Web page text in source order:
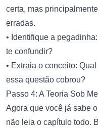
certa, mas
erradas.
• Identifique a
te confundir?
• Extraia o conceito:
essa questão cobrou?
Passo 4: A Teoria Sob
Agora que você já sabe
não leia o capítulo todo.